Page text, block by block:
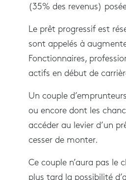
(35% des revenus)
Le prêt progressif est
sont appelés à
Fonctionnaires,
actifs en début de
Un couple
ou encore dont les
accéder au levier d’un
cesser de monter.
Ce couple n’aura pas le
plus tard la possibilité